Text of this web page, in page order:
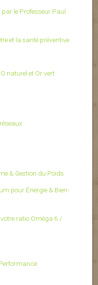
par le Professeur Paul
et la santé préventive
naturel et Or vert
& Gestion du Poids
pour Énergie & Bien-
ratio Oméga 6 /